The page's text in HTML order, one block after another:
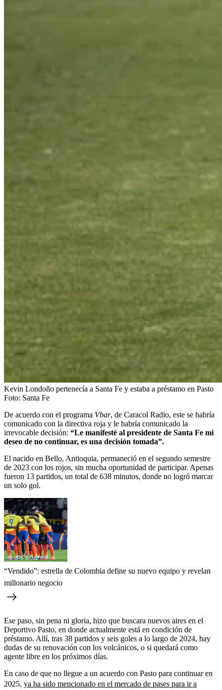
Kevin Londoño pertenecía a Santa Fe y estaba a préstamo en Pasto
Foto: Santa Fe
De acuerdo con el programa Vbar, de Caracol Radio, este se habría
comunicado con la directiva roja y le habría comunicado la
irrevocable decisión: “Le manifesté al presidente de Santa Fe mi
deseo de no continuar, es una decisión tomada”.
El nacido en Bello, Antioquia, permaneció en el segundo semestre
de 2023 con los rojos, sin mucha oportunidad de participar. Apenas
fueron 13 partidos, un total de 638 minutos, donde no logró marcar
un solo gol.
“Vendido”: estrella de Colombia define su nuevo equipo y revelan
millonario negocio
Ese paso, sin pena ni gloria, hizo que buscara nuevos aires en el
Deportivo Pasto, en donde actualmente está en condición de
préstamo. Allí, tras 38 partidos y seis goles a lo largo de 2024, hay
dudas de su renovación con los volcánicos, o si quedará como
agente libre en los próximos días.
En caso de que no llegue a un acuerdo con Pasto para continuar en
2025, ya ha sido mencionado en el mercado de pases para ir a